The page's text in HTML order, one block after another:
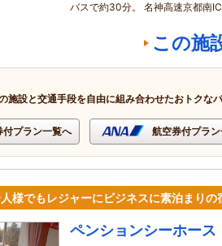
バスで約30分。 名神高速京都南
この施
施設と交通手段を自由に組み合わせたおトクな
付プラン一覧へ 航空券付プラ
様でもレジャーにビジネスに素泊まりの
ペンションシーホース